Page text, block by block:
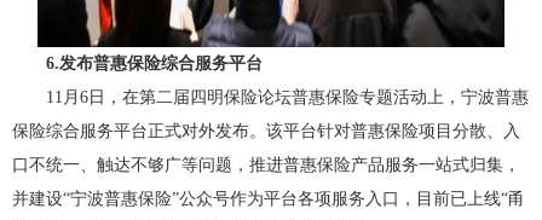
6.发布普惠保险综合服务平台
11月6日，在第二届四明保险论坛普惠保险专题活动上，宁波普惠
保险综合服务平台正式对外发布。该平台针对普惠保险项目分散、入
口不统一、触达不够广等问题，推进普惠保险产品服务一站式归集，
并建设“宁波普惠保险”公众号作为平台各项服务入口，目前已上线“甬